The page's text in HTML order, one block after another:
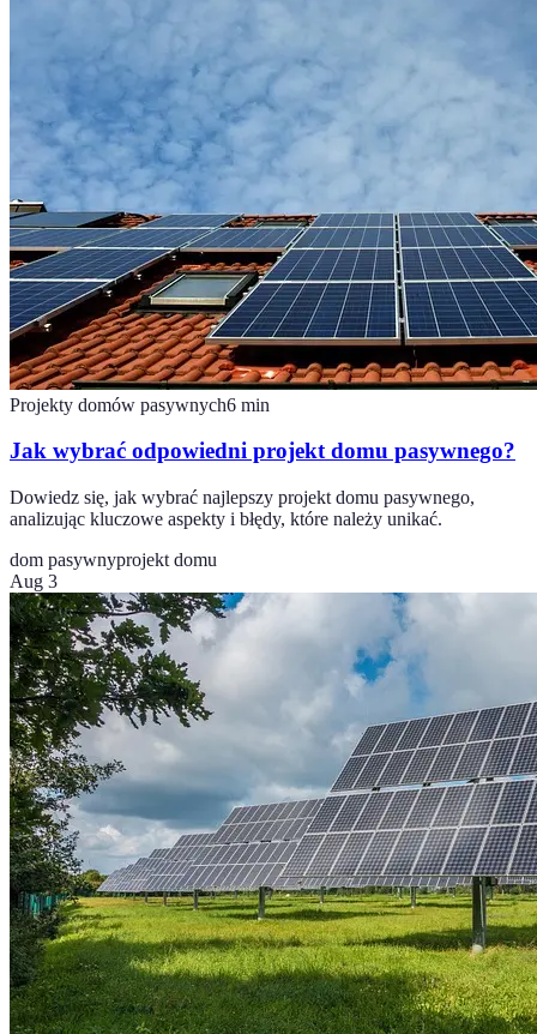
Projekty domów pasywnych6 min
Jak wybrać odpowiedni projekt domu pasywnego?
Dowiedz się, jak wybrać najlepszy projekt domu pasywnego,
analizując kluczowe aspekty i błędy, które należy unikać.
dom pasywnyprojekt domu
Aug 3